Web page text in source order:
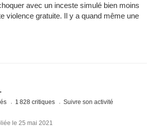
avec un inceste simulé bien moins
violence gratuite. Il y a quand même une
1 828 critiques Suivre son activité
le 25 mai 2021